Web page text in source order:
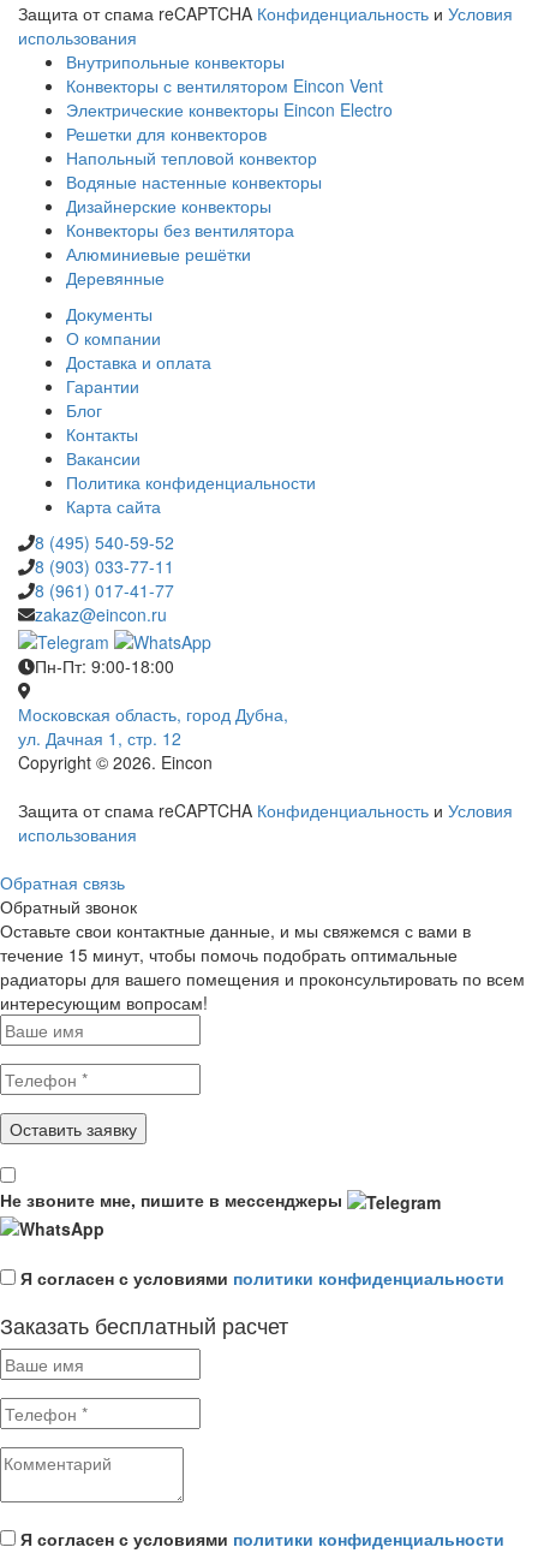
Защита от спама reCAPTCHA Конфиденциальность и Условия
использования
Внутрипольные конвекторы
Конвекторы с вентилятором Eincon Vent
Электрические конвекторы Eincon Electro
Решетки для конвекторов
Напольный тепловой конвектор
Водяные настенные конвекторы
Дизайнерские конвекторы
Конвекторы без вентилятора
Алюминиевые решётки
Деревянные
Документы
О компании
Доставка и оплата
Гарантии
Блог
Контакты
Вакансии
Политика конфиденциальности
Карта сайта
8 (495) 540-59-52
8 (903) 033-77-11
8 (961) 017-41-77
zakaz@eincon.ru
Пн-Пт: 9:00-18:00
Московская область, город Дубна,
ул. Дачная 1, стр. 12
Copyright © 2026. Eincon
Защита от спама reCAPTCHA Конфиденциальность и Условия
использования
Обратная связь
Обратный звонок
Оставьте свои контактные данные, и мы свяжемся с вами в
течение 15 минут, чтобы помочь подобрать оптимальные
радиаторы для вашего помещения и проконсультировать по всем
интересующим вопросам!
Не звоните мне, пишите в мессенджеры
Я согласен с условиями политики конфиденциальности
Заказать бесплатный расчет
Я согласен с условиями политики конфиденциальности